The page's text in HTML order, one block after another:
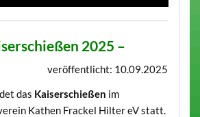
2025 –
veröffentlicht: 10.09.2025
das Kaiserschießen im
Kathen Frackel Hilter eV statt.